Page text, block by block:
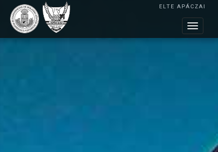
ELTE APÁCZAI